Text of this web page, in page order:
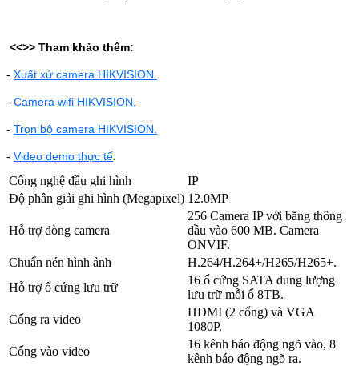
<<>> Tham khảo thêm:
- Xuất xứ camera HIKVISION.
- Camera wifi HIKVISION.
- Trọn bộ camera HIKVISION.
- Video demo thực tế
Công nghệ đầu ghi hình
IP
Độ phân giải ghi hình (Megapixel) 12.0MP
Hỗ trợ dòng camera
256 Camera IP với băng thông
đầu vào 600 MB. Camera
ONVIF.
Chuẩn nén hình ảnh
H.264/H.264+/H265/H265+.
Hỗ trợ ổ cứng lưu trữ
16 ổ cứng SATA dung lượng
lưu trữ mỗi ổ 8TB.
Cổng ra video
HDMI (2 cổng) và VGA
1080P.
Cổng vào video
16 kênh báo động ngõ vào, 8
kênh báo động ngõ ra.